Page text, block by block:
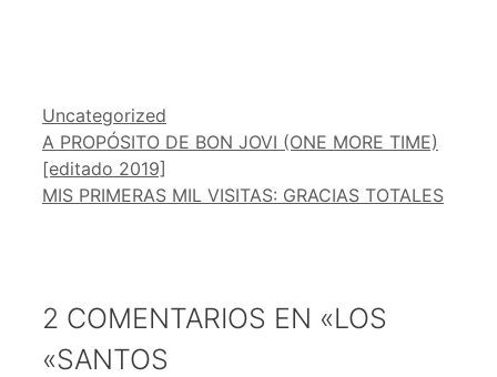
Categorías
Uncategorized
A PROPÓSITO DE BON JOVI (ONE MORE TIME)
[editado 2019]
MIS PRIMERAS MIL VISITAS: GRACIAS TOTALES
2 COMENTARIOS EN «LOS
«SANTOS